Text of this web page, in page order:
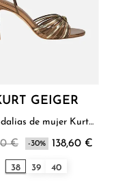
GEIGER
de mujer Kurt
€ -30% 138,60 €
38 39 40